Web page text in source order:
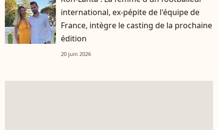
international, ex-pépite de l'équipe de
France, intègre le casting de la prochaine
édition
20 juin 2026